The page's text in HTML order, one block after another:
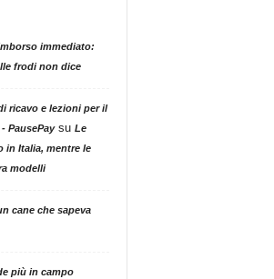
immediato:
frodi non dice
ricavo e lezioni per il
PausePaysu Le
in Italia, mentre le
modelli
cane che sapeva
più in campo